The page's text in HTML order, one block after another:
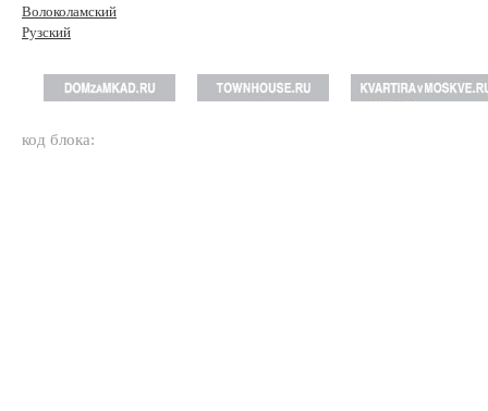
Волоколамский
Рузский
код блока: